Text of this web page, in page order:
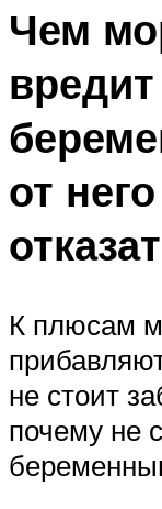
Чем
от
К плюсам
не стоит
почему не